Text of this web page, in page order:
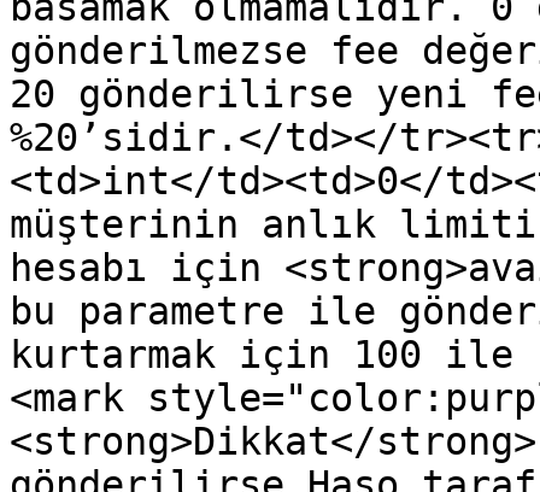
gönderilmezse fee
20 gönderilirse yeni
%20’sidir.</td></
<td>int</td><td>0</
müşterinin anlık limiti
hesabı için
bu parametre ile
kurtarmak için 100 ile
<mark
<strong>Dikkat</